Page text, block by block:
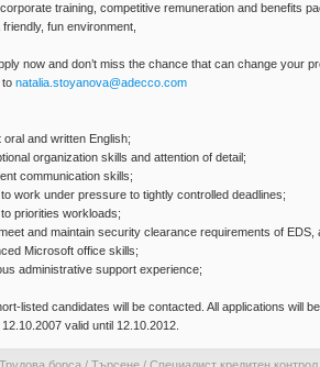
training, competitive remuneration and benefits
fun environment,
now and don’t miss the chance that can change your
to natalia.stoyanova@adecco.com
oral and written English;
organization skills and attention of detail;
communication skills;
to work under pressure to tightly controlled deadlines;
priorities workloads;
and maintain security clearance requirements of
Microsoft office skills;
administrative support experience;
listed candidates will be contacted. All applications will
valid until 12.10.2012.